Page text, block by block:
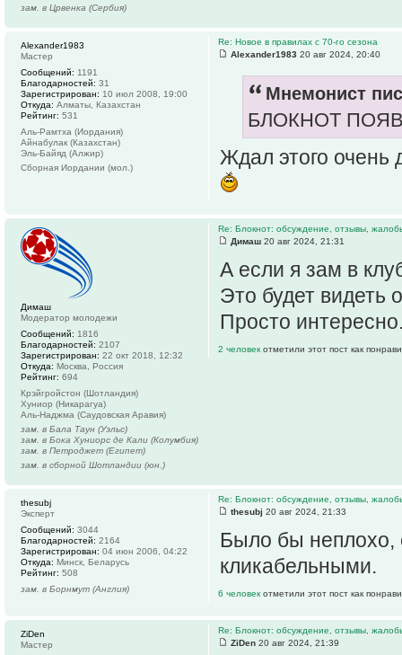
зам. в Црвенка (Сербия)
Re: Новое в правилах с 70-го сезона
Alexander1983 20 авг 2024, 20:40
Мнемонист
БЛОКНОТ
Ждал этого очень
Alexander1983
Мастер
Сообщений: 1191
Благодарностей: 31
Зарегистрирован: 10 июл 2008, 19:00
Откуда: Алматы, Казахстан
Рейтинг: 531
Аль-Рамтха (Иордания)
Айнабулак (Казахстан)
Эль-Байяд (Алжир)
Сборная Иордании (мол.)
Re: Блокнот: обсуждение, отзывы,
Димаш 20 авг 2024, 21:31
А если я зам в
Это будет видеть
Просто
2 человек отметили этот пост как
Димаш
Модератор молодежи
Сообщений: 1816
Благодарностей: 2107
Зарегистрирован: 22 окт 2018, 12:32
Откуда: Москва, Россия
Рейтинг: 694
Крэйгройстон (Шотландия)
Хуниор (Никарагуа)
Аль-Наджма (Саудовская Аравия)
зам. в Бала Таун (Уэльс)
зам. в Бока Хуниорс де Кали (Колумбия)
зам. в Петроджет (Египет)
зам. в сборной Шотландии (юн.)
Re: Блокнот: обсуждение, отзывы,
thesubj 20 авг 2024, 21:33
Было бы неплохо,
кликабельными.
6 человек отметили этот пост как
thesubj
Эксперт
Сообщений: 3044
Благодарностей: 2164
Зарегистрирован: 04 июн 2006, 04:22
Откуда: Минск, Беларусь
Рейтинг: 508
зам. в Борнмут (Англия)
Re: Блокнот: обсуждение, отзывы,
ZiDen 20 авг 2024, 21:39
ZiDen
Мастер